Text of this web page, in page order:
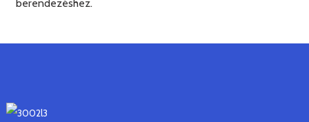
berendezéshez.